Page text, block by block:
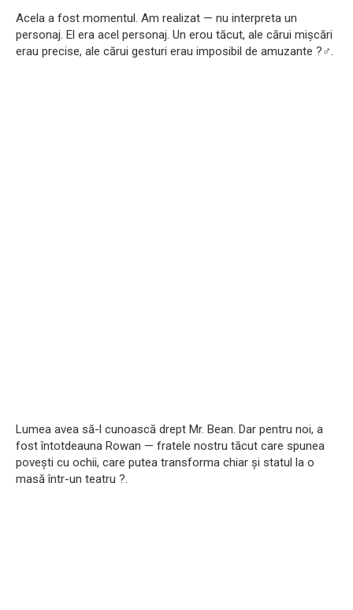
Acela a fost momentul. Am realizat — nu interpreta un
personaj. El era acel personaj. Un erou tăcut, ale cărui mișcări
erau precise, ale cărui gesturi erau imposibil de amuzante ?‍♂️.
Lumea avea să-l cunoască drept Mr. Bean. Dar pentru noi, a
fost întotdeauna Rowan — fratele nostru tăcut care spunea
povești cu ochii, care putea transforma chiar și statul la o
masă într-un teatru ?.